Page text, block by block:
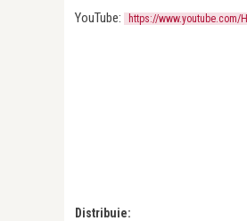
YouTube: https://www.youtube.com/
Distribuie: